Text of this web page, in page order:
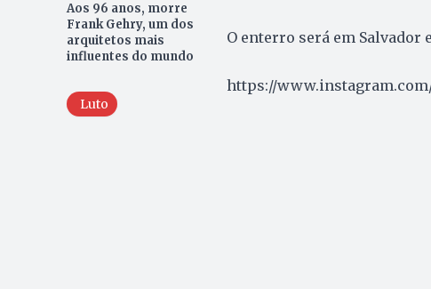
Aos 96 anos, morre
Frank Gehry, um dos
arquitetos mais
influentes do mundo
Luto
O enterro será em
https://